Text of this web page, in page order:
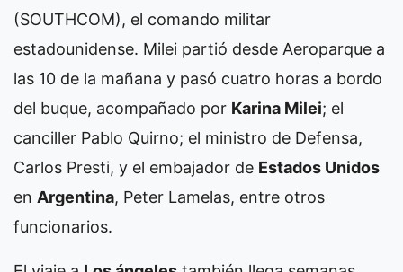
(SOUTHCOM), el comando militar
estadounidense. Milei partió desde Aeroparque a
las 10 de la mañana y pasó cuatro horas a bordo
del buque, acompañado por Karina Milei; el
canciller Pablo Quirno; el ministro de Defensa,
Carlos Presti, y el embajador de Estados Unidos
en Argentina, Peter Lamelas, entre otros
funcionarios.